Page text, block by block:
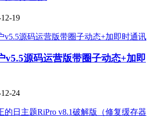
19
v5.5源码运营版带圈子动态+加即
24